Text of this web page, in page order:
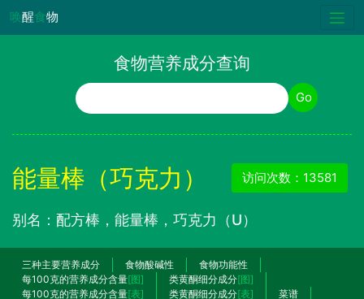
唤醒食物
食物营养成分查询
食物名称 Go
能量棒（巧克力） 访问次数：13581
别名：配方棒，能量棒，巧克力（U）
三种主要营养成分 食物酸碱性
食物功能性
每100克的营养成分含量[图] 类黄酮细分成分[图]
每100克的营养成分含量[表] 类黄酮细分成分[表]
菜谱